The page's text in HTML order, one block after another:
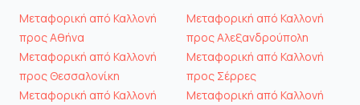
Μεταφορική από Καλλονή
προς Αθήνα
Μεταφορική από Καλλονή
προς Θεσσαλονίκη
Μεταφορική από Καλλονή
Μεταφορική από Καλλονή
προς Αλεξανδρούπολη
Μεταφορική από Καλλονή
προς Σέρρες
Μεταφορική από Καλλονή